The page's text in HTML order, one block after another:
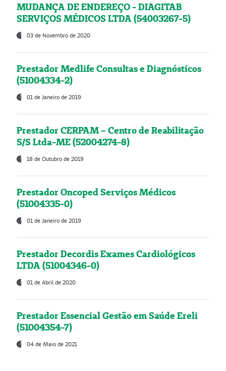
MUDANÇA DE ENDEREÇO - DIAGITAB
SERVIÇOS MÉDICOS LTDA (54003267-5)
03 de Novembro de 2020
Prestador Medlife Consultas e Diagnósticos
(51004334-2)
01 de Janeiro de 2019
Prestador CERPAM – Centro de Reabilitação
S/S Ltda-ME (52004274-8)
18 de Outubro de 2019
Prestador Oncoped Serviços Médicos
(51004335-0)
01 de Janeiro de 2019
Prestador Decordis Exames Cardiológicos
LTDA (51004346-0)
01 de Abril de 2020
Prestador Essencial Gestão em Saúde Ereli
(51004354-7)
04 de Maio de 2021